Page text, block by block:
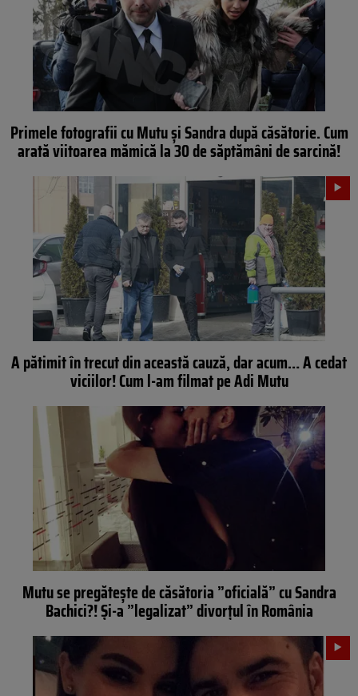
Primele fotografii cu Mutu şi Sandra după căsătorie. Cum
arată viitoarea mămică la 30 de săptămâni de sarcină!
A pătimit în trecut din această cauză, dar acum… A cedat
viciilor! Cum l-am filmat pe Adi Mutu
Mutu se pregăteşte de căsătoria ”oficială” cu Sandra
Bachici?! Şi-a ”legalizat” divorţul în România